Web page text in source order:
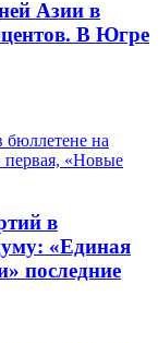
Азии в
В Югре
в
«Единая
последние